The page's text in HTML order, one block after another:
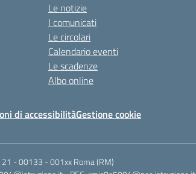
Le notizie
I comunicati
Le circolari
Calendario eventi
Le scadenze
Albo online
di accessibilitàGestione cookie
- 00133 -001xx Roma (RM)